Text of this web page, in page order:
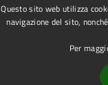
Questo sito web utilizza
navigazione del sito,
Per